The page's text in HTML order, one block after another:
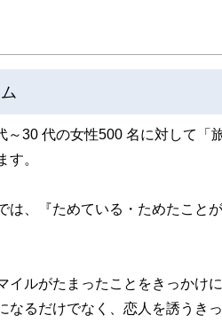
30 代の女性500 名に対して「
す。
は、『ためている・ためたこと
ルがたまったことをきっかけ
るだけでなく、恋人を誘うき